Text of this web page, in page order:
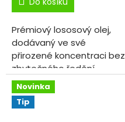
Prémiový lososový olej,
dodávaný ve své
přirozené koncentraci bez
zbytečného ředění.
Novinka
Tip